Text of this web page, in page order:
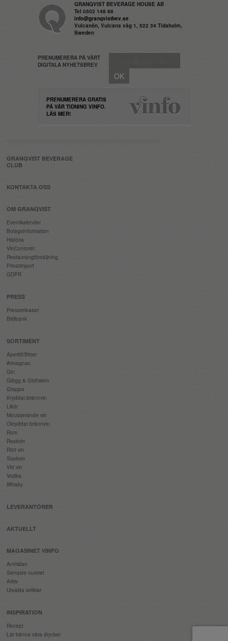
GRANQVIST BEVERAGE HOUSE AB
Tel 0502 148 88
info@granqvistbev.se
Vulcanön, Vulcans väg 1, 522 34 Tidaholm,
Sweden
PRENUMERERA PÅ VÅRT
DIGITALA NYHETSBREV
PRENUMERERA GRATIS
PÅ VÅR TIDNING VINFO.
LÄS MER!
GRANQVIST BEVERAGE
CLUB
KONTAKTA OSS
OM GRANQVIST
Eventkalender
Bolagsinformation
Historia
VinContoret
Restaurangförsäljning
Privatimport
GDPR
PRESS
Pressreleaser
Bildbank
SORTIMENT
Aperitif/Bitter
Armagnac
Gin
Glögg & Glühwein
Grappa
Kryddat brännvin
Likör
Mousserande vin
Okryddat brännvin
Rom
Rosévin
Rött vin
Starkvin
Vitt vin
Vodka
Whisky
LEVERANTÖRER
AKTUELLT
MAGASINET VINFO
Anmälan
Senaste numret
Arkiv
Utvalda artiklar
INSPIRATION
Recept
Lär känna våra drycker